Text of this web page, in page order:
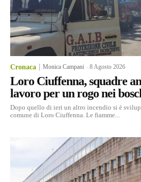
Cronaca Monica Campani -8 Agosto 2026
Loro Ciuffenna, squadre
lavoro per un rogo nei
Dopo quello di ieri un altro incendio si è
comune di Loro Ciuffenna. Le fiamme...